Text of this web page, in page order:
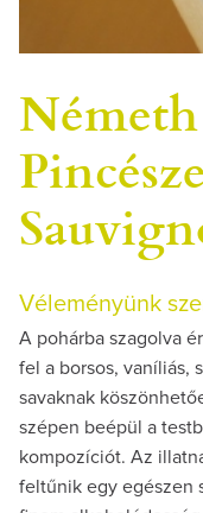
Véleményünk
A pohárba szagolva
fel a borsos, vaníliás,
savaknak
szépen beépül a
kompozíciót. Az
feltűnik egy egészen